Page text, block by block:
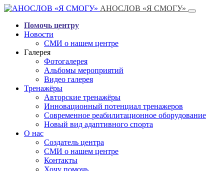
АНОСЛОВ «Я СМОГУ»
Помочь центру
Новости
СМИ о нашем центре
Галерея
Фотогалерея
Альбомы мероприятий
Видео галерея
Тренажёры
Авторские тренажёры
Инновационный потенциал тренажеров
Современное реабилитационное оборудование
Новый вид адаптивного спорта
О нас
Создатель центра
СМИ о нашем центре
Контакты
Хочу помочь